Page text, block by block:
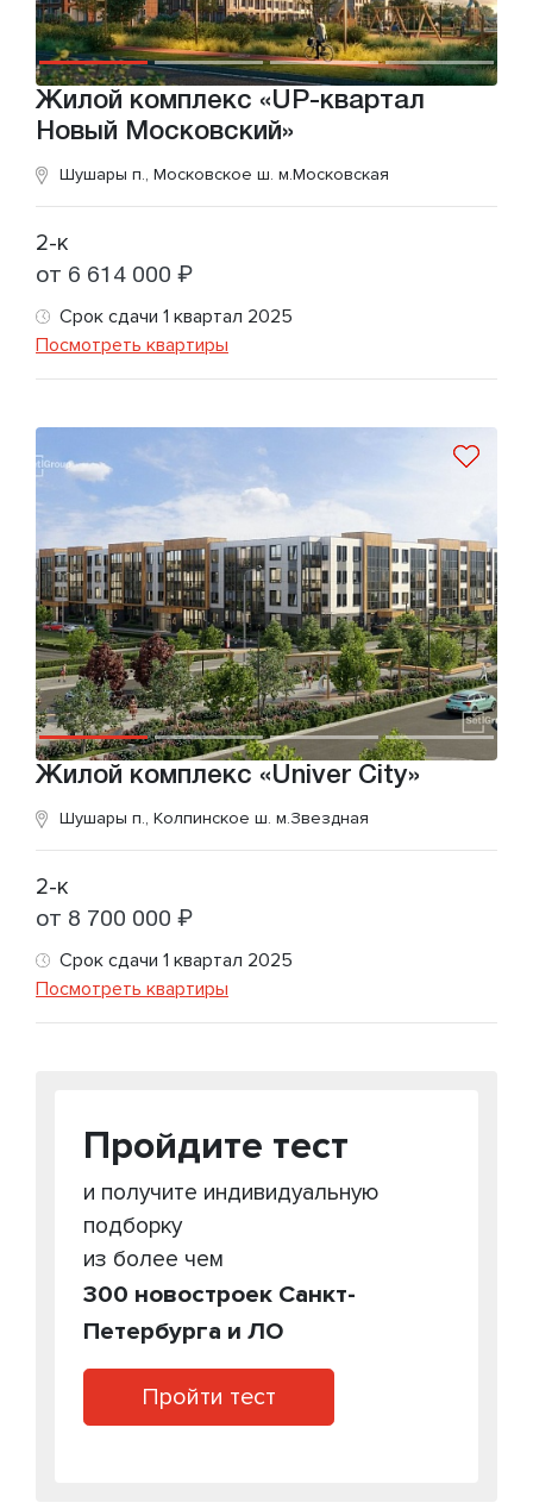
Жилой комплекс «UP-квартал
Новый Московский»
Шушары п., Московское ш. м.Московская
2-к
от 6 614 000 ₽
Срок сдачи 1 квартал 2025
Посмотреть квартиры
Жилой комплекс «Univer City»
Шушары п., Колпинское ш. м.Звездная
2-к
от 8 700 000 ₽
Срок сдачи 1 квартал 2025
Посмотреть квартиры
Пройдите тест
и получите индивидуальную
подборку
из более чем
300 новостроек Санкт-
Петербурга и ЛО
Пройти тест